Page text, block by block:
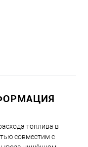
топлива в
совместим с